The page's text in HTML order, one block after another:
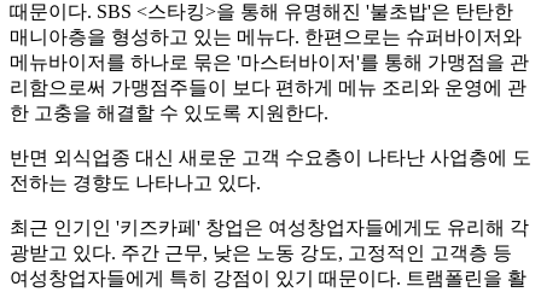
때문이다. SBS <스타킹>을 통해 유명해진 '불초밥'은 탄탄한
매니아층을 형성하고 있는 메뉴다. 한편으로는 슈퍼바이저와
메뉴바이저를 하나로 묶은 '마스터바이저'를 통해 가맹점을 관
리함으로써 가맹점주들이 보다 편하게 메뉴 조리와 운영에 관
한 고충을 해결할 수 있도록 지원한다.
반면 외식업종 대신 새로운 고객 수요층이 나타난 사업층에 도
전하는 경향도 나타나고 있다.
최근 인기인 '키즈카페' 창업은 여성창업자들에게도 유리해 각
광받고 있다. 주간 근무, 낮은 노동 강도, 고정적인 고객층 등
여성창업자들에게 특히 강점이 있기 때문이다. 트램폴린을 활